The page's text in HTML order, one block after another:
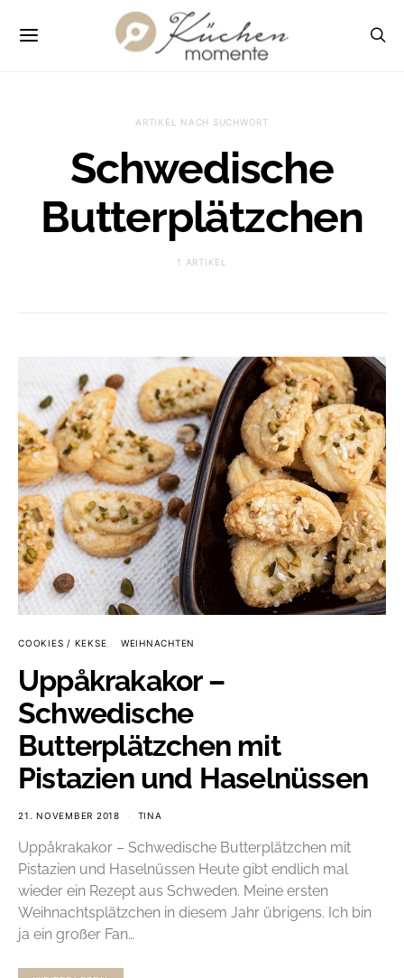
ARTIKEL NACH SUCHWORT
Schwedische
Butterplätzchen
1 ARTIKEL
COOKIES / KEKSE WEIHNACHTEN
Uppåkrakakor –
Schwedische
Butterplätzchen mit
Pistazien und Haselnüssen
21. NOVEMBER 2018 TINA
Uppåkrakakor – Schwedische Butterplätzchen mit
Pistazien und Haselnüssen Heute gibt endlich mal
wieder ein Rezept aus Schweden. Meine ersten
Weihnachtsplätzchen in diesem Jahr übrigens. Ich bin
ja ein großer Fan…